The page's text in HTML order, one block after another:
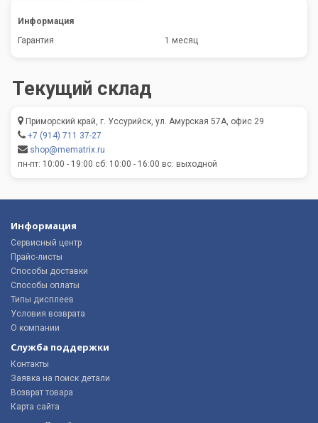
Информация
Гарантия
1 месяц
Текущий склад
Приморский край, г. Уссурийск, ул. Амурская 57А, офис 29
+7 (914) 711 37-27
shop@mematrix.ru
пн-пт: 10:00 - 19:00 сб: 10:00 - 16:00 вс: выходной
Информация
Сервисный центр
Прайс-листы
Способы доставки
Способы оплаты
Типы дисплеев
Условия возврата
О компании
Служба поддержки
Контакты
Заявка на поиск детали
Возврат товара
Карта сайта